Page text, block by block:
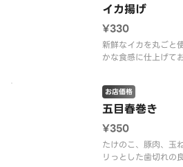
イカ揚げ
¥330
新鮮なイカを丸ごと
かな食感に仕上げて
五目春巻き
お店価格
¥350
たけのこ、豚肉、玉
リっとした歯切れの